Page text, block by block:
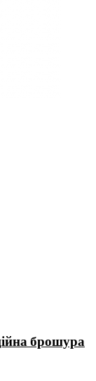
брошура